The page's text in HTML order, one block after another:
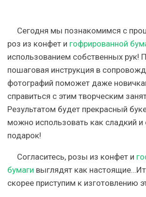
Сегодня мы познакомимся с
роз из конфет и гофрированной
использованием собственных рук!
пошаговая инструкция в
фотографий поможет даже
справиться с этим творческим
Результатом будет прекрасный
можно использовать как сладкий и
подарок!
Согласитесь, розы из конфет и
бумаги выглядят как
скорее приступим к изготовлению